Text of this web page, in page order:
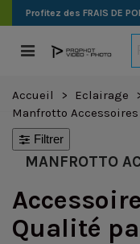
Profitez des FRAIS DE
Accueil > Eclairage
Manfrotto
Filtrer
MANFROTTO
Qualité